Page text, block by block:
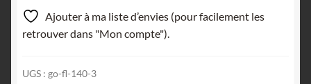
(Barytine)
et
Fluorite
Chaillac,
Ajouter à ma liste d’envies (pour facilement les
retrouver dans "Mon compte").
UGS : go-fl-140-3